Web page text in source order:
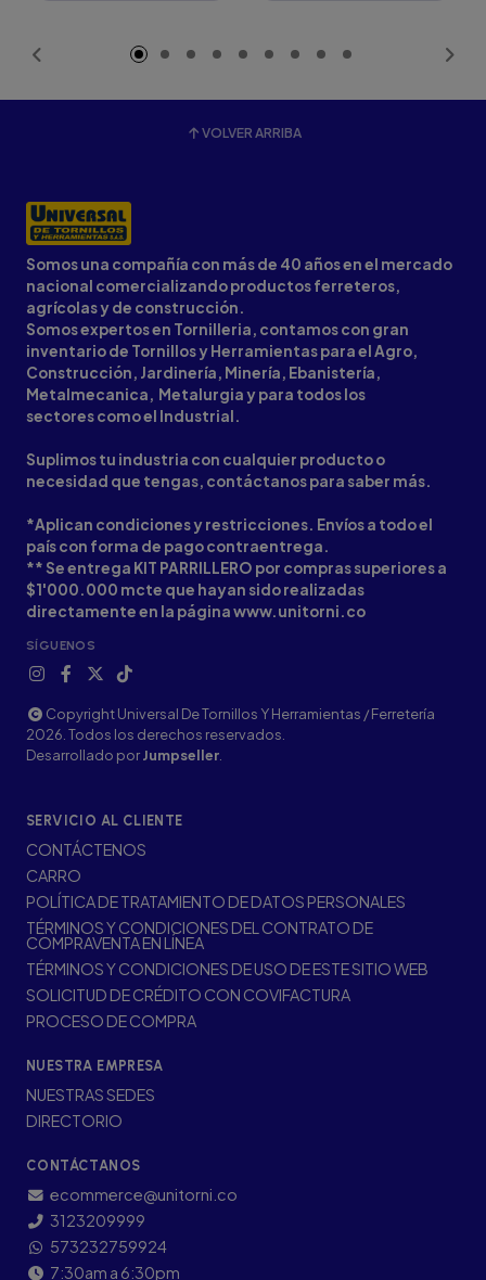
VOLVER ARRIBA
Somos una compañía con más de 40 años en el mercado
nacional comercializando productos ferreteros,
agrícolas y de construcción.
Somos expertos en Tornilleria, contamos con gran
inventario de Tornillos y Herramientas para el Agro,
Construcción, Jardinería, Minería, Ebanistería,
Metalmecanica, Metalurgia y para todos los
sectores como el Industrial.
Suplimos tu industria con cualquier producto o
necesidad que tengas, contáctanos para saber más.
*Aplican condiciones y restricciones. Envíos a todo el
país con forma de pago contraentrega.
** Se entrega KIT PARRILLERO por compras superiores a
$1'000.000 mcte que hayan sido realizadas
directamente en la página www.unitorni.co
SÍGUENOS
Copyright Universal De Tornillos Y Herramientas / Ferretería
2026. Todos los derechos reservados.
Desarrollado porJumpseller
SERVICIO AL CLIENTE
CONTÁCTENOS
CARRO
POLÍTICA DE TRATAMIENTO DE DATOS PERSONALES
TÉRMINOS Y CONDICIONES DEL CONTRATO DE
COMPRAVENTA EN LÍNEA
TÉRMINOS Y CONDICIONES DE USO DE ESTE SITIO WEB
SOLICITUD DE CRÉDITO CON COVIFACTURA
PROCESO DE COMPRA
NUESTRA EMPRESA
NUESTRAS SEDES
DIRECTORIO
CONTÁCTANOS
ecommerce@unitorni.co
3123209999
573232759924
7:30am a 6:30pm